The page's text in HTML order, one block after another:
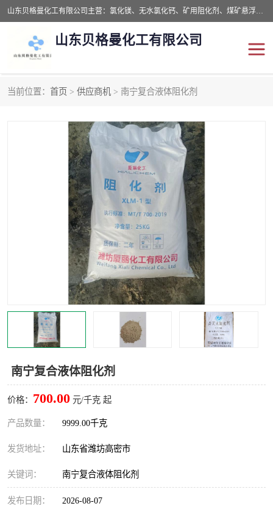
山东贝格曼化工有限公司主营：氯化镁、无水氯化钙、矿用阻化剂、煤矿悬浮剂、道路抑尘剂、氢氧化镁，防灭火剂等，公司位于山东省潍坊市滨海经济开发区,是专业从事对各种精细化工集研究、开发、制造于一体的现代化大型跨境化工企业，公司本着诚信经营、给每一位客户提供专业服务。
山东贝格曼化工有限公司
当前位置： 首页 > 供应商机 > 南宁复合液体阻化剂
南宁复合液体阻化剂
价格： 700.00 元/千克 起
产品数量： 9999.00千克
发货地址： 山东省潍坊高密市
关键词： 南宁复合液体阻化剂
发布日期： 2026-08-07
氯化钙
抑尘剂